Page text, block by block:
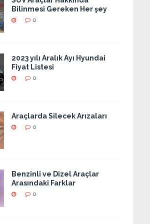
Bilinmesi Gereken Her şey
0
2023 yılı Aralık Ayı Hyundai
Fiyat Listesi
0
Araçlarda Silecek Arızaları
0
Benzinli ve Dizel Araçlar
Arasındaki Farklar
0